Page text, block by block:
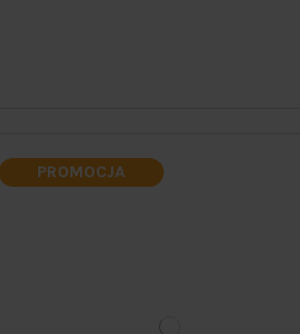
PROMOCJA